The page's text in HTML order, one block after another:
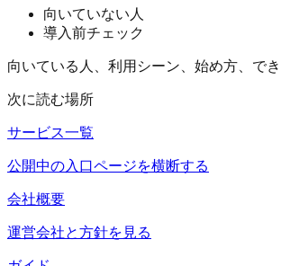
向いていない人
導入前チェック
向いている人、利用シーン、始め方、で
次に読む場所
サービス一覧
公開中の入口ページを横断する
会社概要
運営会社と方針を見る